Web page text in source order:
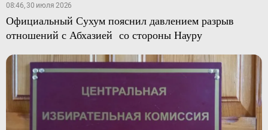
08:46, 30 июля 2026
Официальный Сухум пояснил давлением разрыв
отношений с Абхазией со стороны Науру